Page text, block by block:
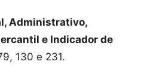
Administrativo,
e Indicador de
130 e 231.